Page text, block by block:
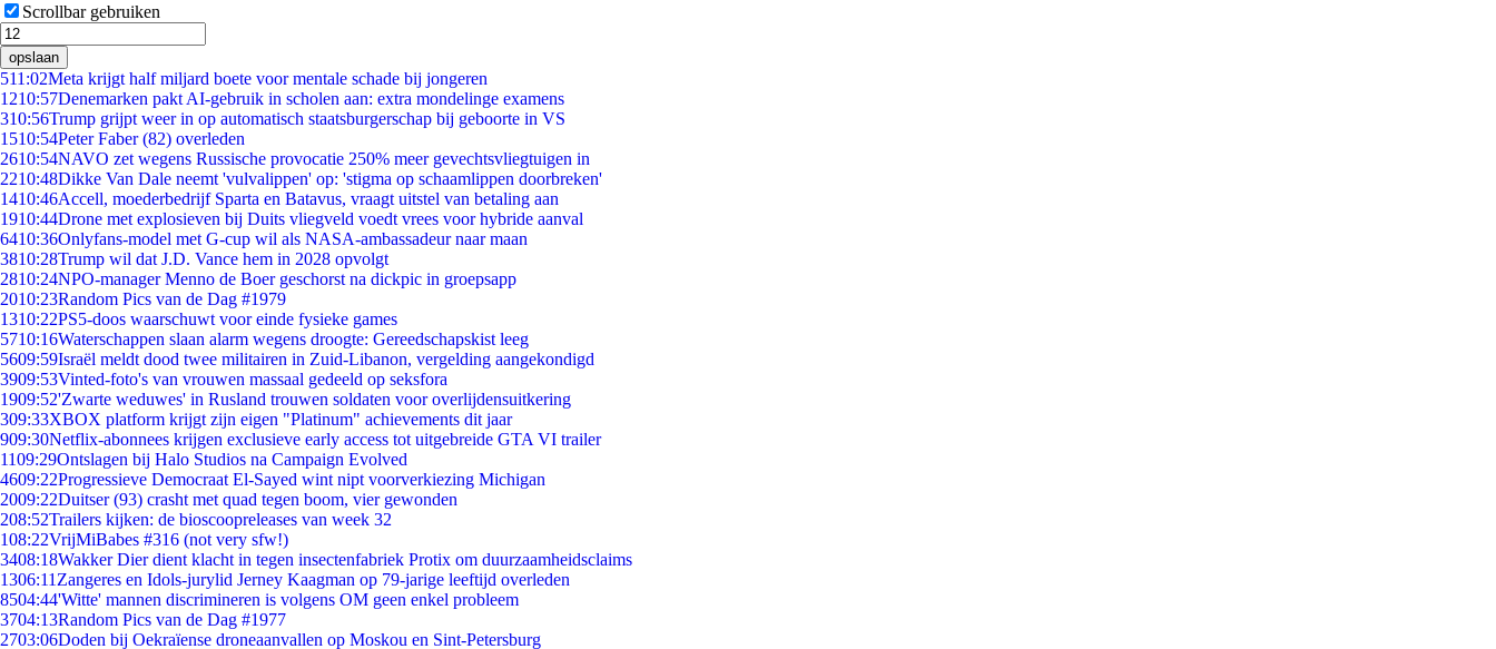
Scrollbar gebruiken
opslaan
511:02Meta krijgt half miljard boete voor mentale schade bij jongeren
1210:57Denemarken pakt AI-gebruik in scholen aan: extra mondelinge examens
310:56Trump grijpt weer in op automatisch staatsburgerschap bij geboorte in VS
1510:54Peter Faber (82) overleden
2610:54NAVO zet wegens Russische provocatie 250% meer gevechtsvliegtuigen in
2210:48Dikke Van Dale neemt 'vulvalippen' op: 'stigma op schaamlippen doorbreken'
1410:46Accell, moederbedrijf Sparta en Batavus, vraagt uitstel van betaling aan
1910:44Drone met explosieven bij Duits vliegveld voedt vrees voor hybride aanval
6410:36Onlyfans-model met G-cup wil als NASA-ambassadeur naar maan
3810:28Trump wil dat J.D. Vance hem in 2028 opvolgt
2810:24NPO-manager Menno de Boer geschorst na dickpic in groepsapp
2010:23Random Pics van de Dag #1979
1310:22PS5-doos waarschuwt voor einde fysieke games
5710:16Waterschappen slaan alarm wegens droogte: Gereedschapskist leeg
5609:59Israël meldt dood twee militairen in Zuid-Libanon, vergelding aangekondigd
3909:53Vinted-foto's van vrouwen massaal gedeeld op seksfora
1909:52'Zwarte weduwes' in Rusland trouwen soldaten voor overlijdensuitkering
309:33XBOX platform krijgt zijn eigen "Platinum" achievements dit jaar
909:30Netflix-abonnees krijgen exclusieve early access tot uitgebreide GTA VI trailer
1109:29Ontslagen bij Halo Studios na Campaign Evolved
4609:22Progressieve Democraat El-Sayed wint nipt voorverkiezing Michigan
2009:22Duitser (93) crasht met quad tegen boom, vier gewonden
208:52Trailers kijken: de bioscoopreleases van week 32
108:22VrijMiBabes #316 (not very sfw!)
3408:18Wakker Dier dient klacht in tegen insectenfabriek Protix om duurzaamheidsclaims
1306:11 Zangeres en Idols-jurylid Jerney Kaagman op 79-jarige leeftijd overleden
8504:44'Witte' mannen discrimineren is volgens OM geen enkel probleem
3704:13Random Pics van de Dag #1977
2703:06Doden bij Oekraïense droneaanvallen op Moskou en Sint-Petersburg